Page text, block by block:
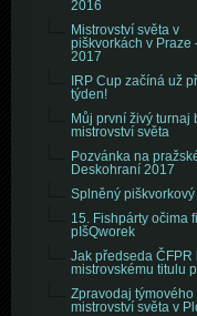
2016
Mistrovství světa v
piškvorkách v Praze
2017
IRP Cup začíná už
týden!
Můj první živý turnaj
mistrovství světa
Pozvánka na
Deskohraní 2017
Splněný piškvorkový
15. Fishpárty očima
pIšQworek
Jak předseda ČFPR
mistrovskému titulu
Zpravodaj týmového
mistrovství světa v